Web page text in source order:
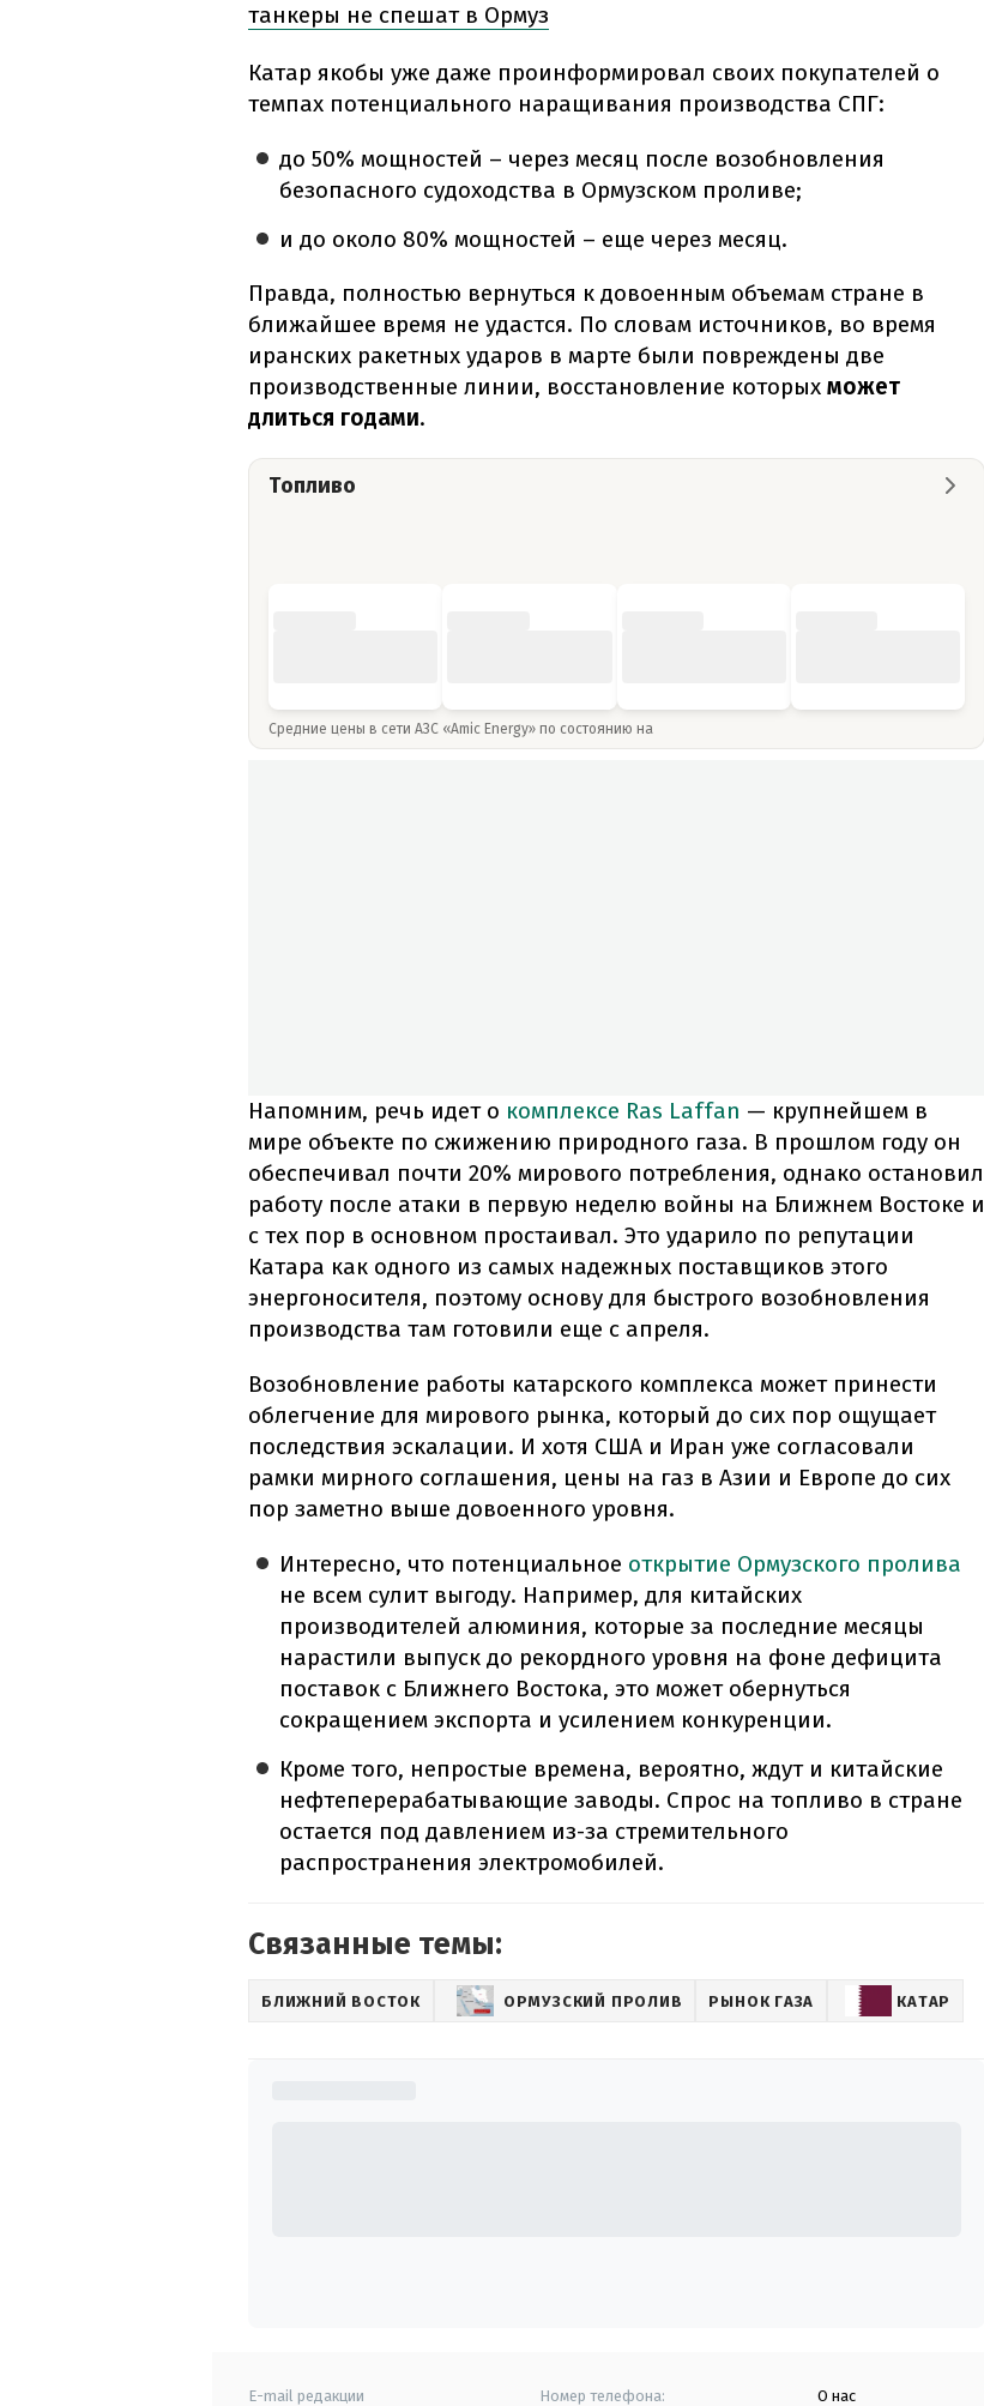
танкеры не спешат в Ормуз
Катар якобы уже даже проинформировал своих покупателей о
темпах потенциального наращивания производства СПГ:
до 50% мощностей – через месяц после возобновления
безопасного судоходства в Ормузском проливе;
и до около 80% мощностей – еще через месяц.
Правда, полностью вернуться к довоенным объемам стране в
ближайшее время не удастся. По словам источников, во время
иранских ракетных ударов в марте были повреждены две
производственные линии, восстановление которых может
длиться годами.
Топливо
Средние цены в сети АЗС «Amic Energy» по состоянию на
Напомним, речь идет о комплексе Ras Laffan — крупнейшем в
мире объекте по сжижению природного газа. В прошлом году он
обеспечивал почти 20% мирового потребления, однако остановил
работу после атаки в первую неделю войны на Ближнем Востоке и
с тех пор в основном простаивал. Это ударило по репутации
Катара как одного из самых надежных поставщиков этого
энергоносителя, поэтому основу для быстрого возобновления
производства там готовили еще с апреля.
Возобновление работы катарского комплекса может принести
облегчение для мирового рынка, который до сих пор ощущает
последствия эскалации. И хотя США и Иран уже согласовали
рамки мирного соглашения, цены на газ в Азии и Европе до сих
пор заметно выше довоенного уровня.
Интересно, что потенциальное открытие Ормузского пролива
не всем сулит выгоду. Например, для китайских
производителей алюминия, которые за последние месяцы
нарастили выпуск до рекордного уровня на фоне дефицита
поставок с Ближнего Востока, это может обернуться
сокращением экспорта и усилением конкуренции.
Кроме того, непростые времена, вероятно, ждут и китайские
нефтеперерабатывающие заводы. Спрос на топливо в стране
остается под давлением из-за стремительного
распространения электромобилей.
Связанные темы:
БЛИЖНИЙ ВОСТОК ОРМУЗСКИЙ ПРОЛИВ РЫНОК ГАЗА КАТАР
E-mail редакции Номер телефона: О нас